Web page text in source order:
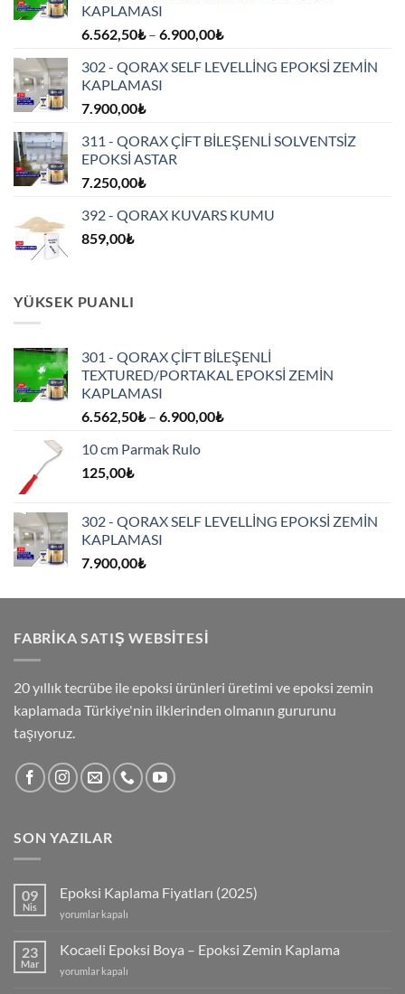
KAPLAMASI
6.562,50₺ – 6.900,00₺Fiyat
6.562,50₺
302 - QORAX SELF LEVELLİNG EPOKSİ ZEMİN
KAPLAMASI
7.900,00₺
311 - QORAX ÇİFT BİLEŞENLİ SOLVENTSİZ
EPOKSİ ASTAR
7.250,00₺
392 - QORAX KUVARS KUMU
859,00₺
YÜKSEK PUANLI
301 - QORAX ÇİFT BİLEŞENLİ
TEXTURED/PORTAKAL EPOKSİ ZEMİN
KAPLAMASI
6.562,50₺ – 6.900,00₺Fiyat
10 cm Parmak Rulo
125,00₺
302 - QORAX SELF LEVELLİNG EPOKSİ ZEMİN
KAPLAMASI
7.900,00₺
FABRİKA SATIŞ WEBSİTESİ
20 yıllık tecrübe ile epoksi ürünleri üretimi ve epoksi zemin
kaplamada Türkiye'nin ilklerinden olmanın gururunu
taşıyoruz.
SON YAZILAR
09
Nis
Epoksi Kaplama Fiyatları (2025)
Epoksi
Fiyatları
için
yorumlar kapalı
23
Mar
Kocaeli Epoksi Boya – Epoksi Zemin Kaplama
Kocaeli
yorumlar kapalı